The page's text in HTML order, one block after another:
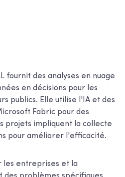
fournit des analyses en nuage
en décisions pour les
publics. Elle utilise l'IA et des
Fabric pour des
projets impliquent la collecte
pour améliorer l'efficacité.
les entreprises et la